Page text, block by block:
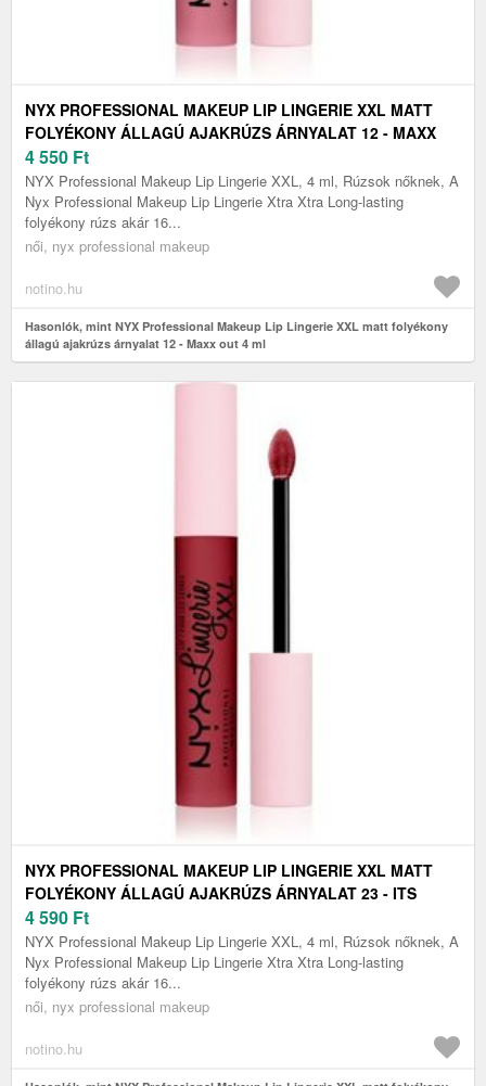
NYX PROFESSIONAL MAKEUP LIP LINGERIE XXL MATT
FOLYÉKONY ÁLLAGÚ AJAKRÚZS ÁRNYALAT 12 - MAXX
OUT 4 ML
4 550 Ft
NYX Professional Makeup Lip Lingerie XXL, 4 ml, Rúzsok nőknek, A
Nyx Professional Makeup Lip Lingerie Xtra Xtra Long-lasting
folyékony rúzs akár 16...
női, nyx professional makeup
notino.hu
Hasonlók, mint NYX Professional Makeup Lip Lingerie XXL matt folyékony
állagú ajakrúzs árnyalat 12 - Maxx out 4 ml
NYX PROFESSIONAL MAKEUP LIP LINGERIE XXL MATT
FOLYÉKONY ÁLLAGÚ AJAKRÚZS ÁRNYALAT 23 - ITS
HOTTER 4 ML
4 590 Ft
NYX Professional Makeup Lip Lingerie XXL, 4 ml, Rúzsok nőknek, A
Nyx Professional Makeup Lip Lingerie Xtra Xtra Long-lasting
folyékony rúzs akár 16...
női, nyx professional makeup
notino.hu